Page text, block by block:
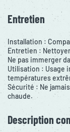
Entretien
Installation :
Entretien :
Ne pas immerger
Utilisation : Usage
températures
Sécurité : Ne
chaude.
Description